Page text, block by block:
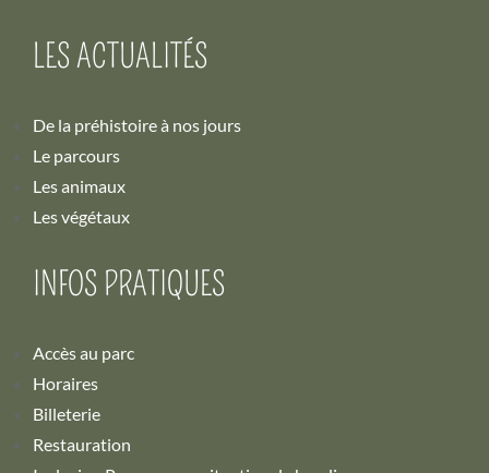
LES ACTUALITÉS
De la préhistoire à nos jours
Le parcours
Les animaux
Les végétaux
INFOS PRATIQUES
Accès au parc
Horaires
Billeterie
Restauration